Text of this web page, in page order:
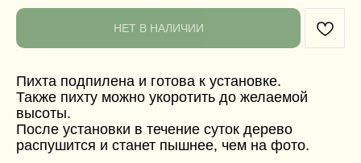
НЕТ В НАЛИЧИИ
Пихта подпилена и готова к установке.
Также пихту можно укоротить до желаемой
высоты.
После установки в течение суток дерево
распушится и станет пышнее, чем на фото.